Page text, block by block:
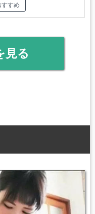
すすめ
見る